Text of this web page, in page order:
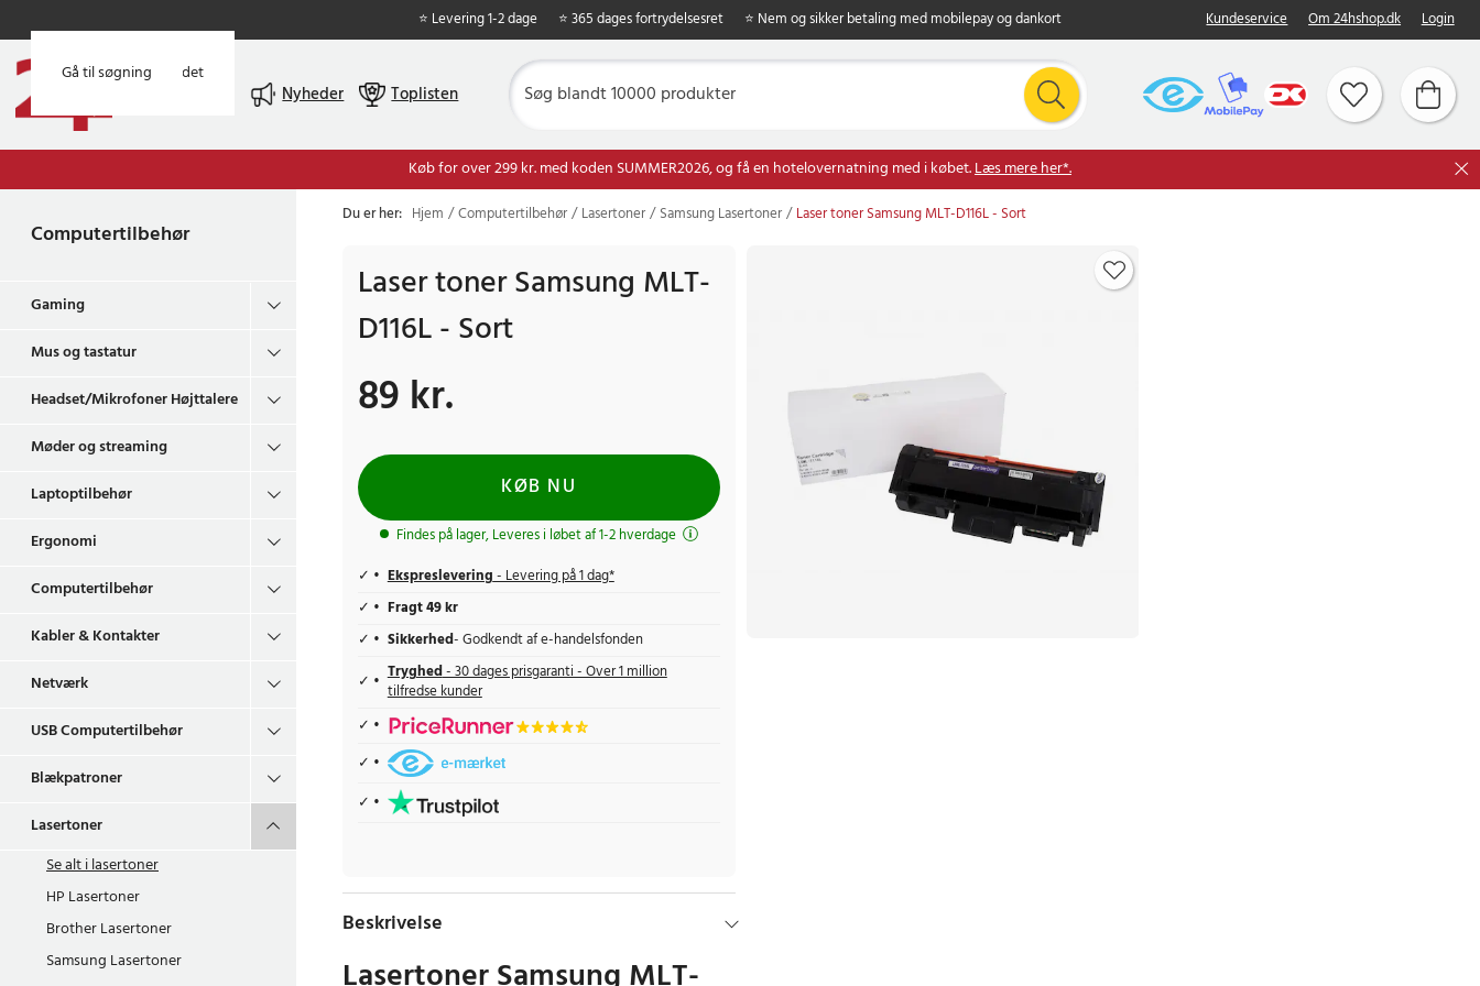
Gå til hovedindholdet
Gå til søgning
⭐ Levering 1-2 dage ⭐ 365 dages fortrydelsesret ⭐ Nem og sikker betaling med mobilepay og dankort Kundeservice Om 24hshop.dk Login
Nyheder Toplisten
Køb for over 299 kr. med koden SUMMER2026, og få en hotelovernatning med i købet.Læs mere her*.
Computertilbehør
Gaming
Mus og tastatur
Headset/Mikrofoner Højttalere
Møder og streaming
Laptoptilbehør
Ergonomi
Computertilbehør
Kabler & Kontakter
Netværk
USB Computertilbehør
Blækpatroner
Lasertoner
Se alt ilasertoner
HP Lasertoner
Brother Lasertoner
Samsung Lasertoner
Du er her: Hjem Computertilbehør Lasertoner Samsung Lasertoner Laser toner Samsung MLT-D116L - Sort
Laser toner Samsung MLT-
D116L - Sort
Pris:89 kr.
89 kr.
KØB NU
Findes på lager, Leveres i løbet af 1-2 hverdage
Ekspreslevering- Levering på 1 dag*
Fragt 49 kr
Sikkerhed- Godkendt af e-handelsfonden
Tryghed- 30 dages prisgaranti - Over 1 million
tilfredse kunder
Beskrivelse